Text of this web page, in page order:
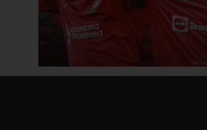
အဆီတွေ ချဖို့